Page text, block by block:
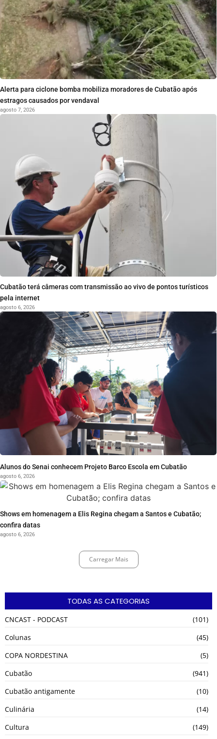
Alerta para ciclone bomba mobiliza moradores de Cubatão após
estragos causados por vendaval
agosto 7, 2026
Cubatão terá câmeras com transmissão ao vivo de pontos turísticos
pela internet
agosto 6, 2026
Alunos do Senai conhecem Projeto Barco Escola em Cubatão
agosto 6, 2026
Shows em homenagem a Elis Regina chegam a Santos e Cubatão;
confira datas
agosto 6, 2026
Carregar Mais
TODAS AS CATEGORIAS
CNCAST - PODCAST
(101)
Colunas
(45)
COPA NORDESTINA
(5)
Cubatão
(941)
Cubatão antigamente
(10)
Culinária
(14)
Cultura
(149)